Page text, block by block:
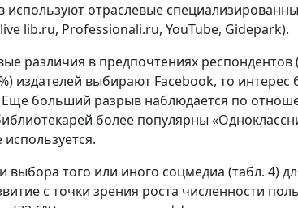
используют отраслевые
lib.ru, Professionali.ru, YouTube, Gidepark).
различия в предпочтениях респондентов
издателей выбирают Facebook, то интерес
Ещё больший разрыв наблюдается по
более популярны
того или иного соцмедиа (табл. 4)
с точки зрения роста численности